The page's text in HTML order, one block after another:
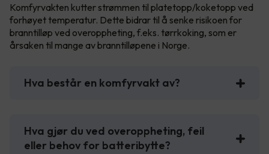
Komfyrvakten kutter strømmen til platetopp/koketopp ved
forhøyet temperatur. Dette bidrar til å senke risikoen for
branntilløp ved overoppheting, f.eks. tørrkoking, som er
årsaken til mange av branntilløpene i Norge.
Hva består en komfyrvakt av?
Hva gjør du ved overoppheting, feil
eller behov for batteribytte?